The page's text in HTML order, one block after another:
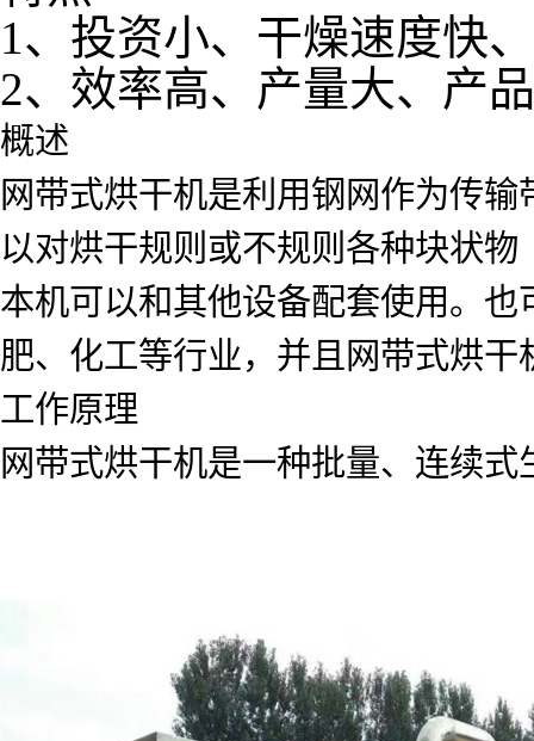
1、投资小、干燥速度快
2、效率高、产量大、产
概述
网带式烘干机是利用钢网作为传
以对烘干规则或不规则各种块状
本机可以和其他设备配套使用。
肥、化工等行业，并且网带式烘
工作原理
网带式烘干机是一种批量、连续